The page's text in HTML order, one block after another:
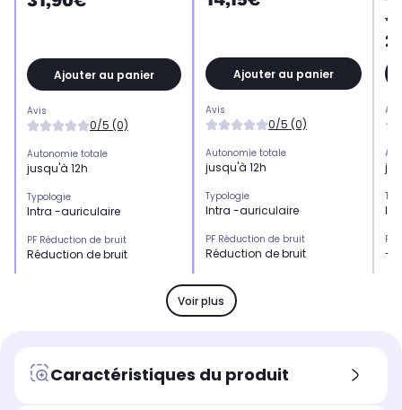
Ajouter au panier
Avis
0/5 (0)
Autonomie totale
jusqu'à 12h
Typologie
Intra -auriculaire
PF Réduction de bruit
Réduction de bruit
PF contrôle
Contrôlez les appels et la
Ajouter au panier
Avis
0/5 (0)
Autonomie totale
jusqu'à 12h
Typologie
Intra -auriculaire
PF Réduction de bruit
Réduction de bruit
Kit mains libres
Oui
PF contrôle
Contrôlez les appels et la
PF
-
Voir plus
Caractéristiques du produit